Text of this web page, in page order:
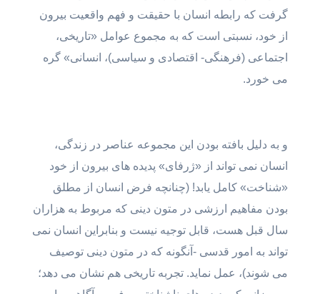
گرفت که رابطه انسان با حقیقت و فهم واقعیت بیرون
از خود، نسبتی است که به مجموع عوامل «تاریخی،
اجتماعی (فرهنگی- اقتصادی و سیاسی)، انسانی» گره
می خورد.
و به دلیل بافته بودن این مجموعه عناصر در زندگی،
انسان نمی تواند از «ژرفای» پدیده های بیرون از خود
«شناخت» کامل یابد! (چنانچه فرض انسان از مطلق
بودن مفاهیم ارزشی در متون دینی که مربوط به هزاران
سال قبل هست، قابل توجیه نیست و بنابراین انسان نمی
تواند به امور قدسی -آنگونه که در متون دینی توصیف
می شوند)،‌ عمل نماید. تجربه تاریخی هم نشان می دهد؛